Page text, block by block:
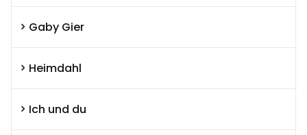
Gaby Gier
Heimdahl
Ich und du